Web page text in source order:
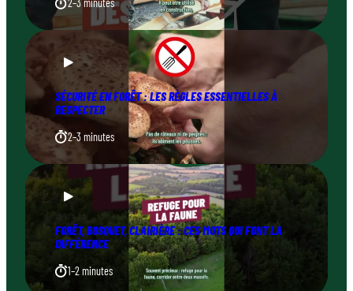
2–3 minutes
SÉCURITÉ EN FORÊT : LES RÈGLES ESSENTIELLES À
RESPECTER
2–3 minutes
FORÊT, BOSQUET, CLAIRIÈRE : CES MOTS QUI FONT LA
DIFFÉRENCE
1–2 minutes